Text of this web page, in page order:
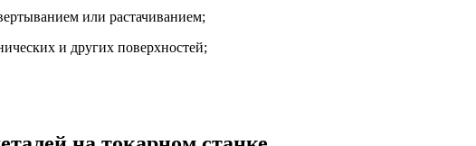
или растачиванием;
и других поверхностей;